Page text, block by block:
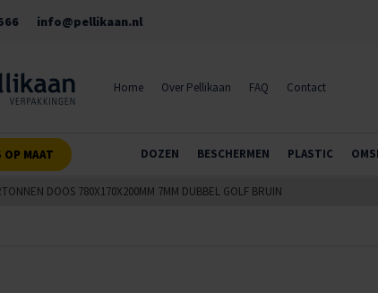
info@pellikaan.nl
Home Over Pellikaan FAQ Contact
DOZEN BESCHERMEN PLASTIC
OP MAAT
DOOS 780X170X200MM 7MM DUBBEL GOLF BRUIN